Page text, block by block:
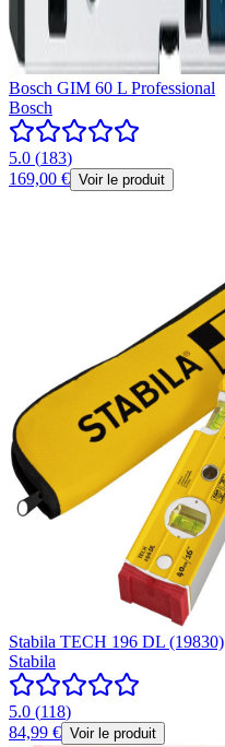
Bosch GIM 60 L Professional
Bosch
5.0 (183)
169,00 € Voir le produit
Stabila TECH 196 DL (19830)
Stabila
5.0 (118)
84,99 € Voir le produit